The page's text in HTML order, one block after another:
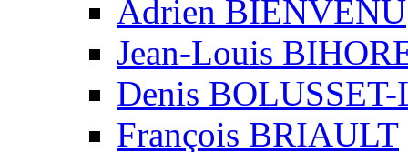
Adrien BIENVENU
Jean-Louis
Denis
François BRIAULT